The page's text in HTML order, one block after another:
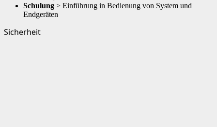
Schulung > Einführung in Bedienung von System und
Endgeräten
Sicherheit